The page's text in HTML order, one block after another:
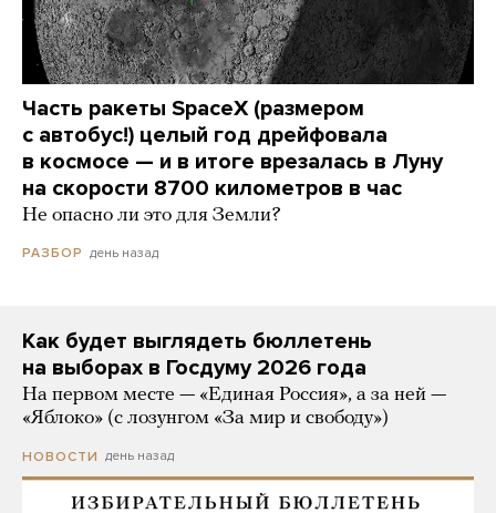
Часть ракеты SpaceX (размером
с автобус!) целый год дрейфовала
в космосе — и в итоге врезалась в Луну
на скорости 8700 километров в час
Не опасно ли это для Земли?
РАЗБОР день назад
Как будет выглядеть бюллетень
на выборах в Госдуму 2026 года
На первом месте — «Единая Россия», а за ней —
«Яблоко» (с лозунгом «За мир и свободу»)
НОВОСТИ день назад